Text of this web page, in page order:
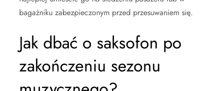
bagażniku zabezpieczonym przed przesuwaniem się.
Jak dbać o saksofon po
zakończeniu sezonu